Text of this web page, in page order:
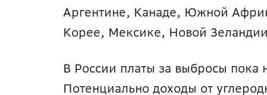
Аргентине, Канаде, Южной
Корее, Мексике, Новой
В России платы за выбросы пока
Потенциально доходы от